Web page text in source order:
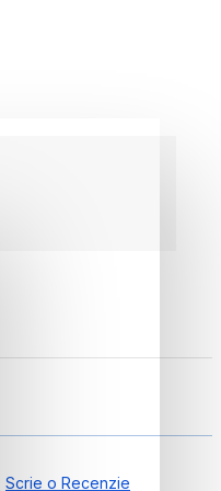
Scrie o Recenzie